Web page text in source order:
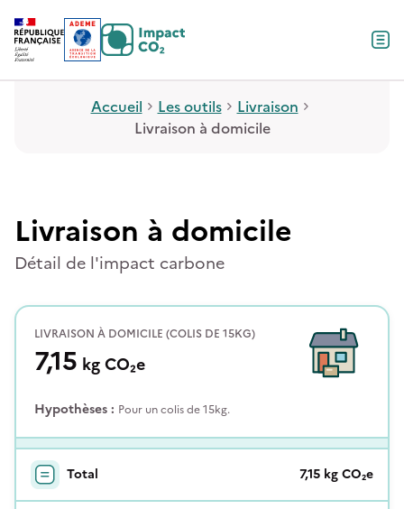
Contenu
Menu
Pied de page
Accueil Les outils
Livraison
Livraison à domicile
Livraison à domicile
Détail de l'impact carbone
LIVRAISON À DOMICILE (COLIS DE 15KG)
7,15 kgCO₂e
Hypothèses : Pour un colis de 15kg.
Total 7,15 kgCO₂e